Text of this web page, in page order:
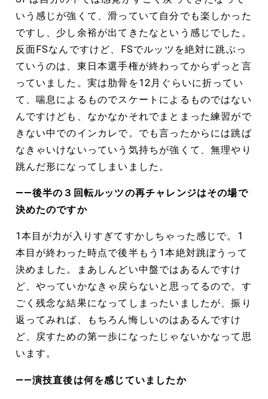
いう感じが強くて、滑っていて自分でも楽しかった
ですし、少し余裕が出てきたなという感じでした。
反面FSなんですけど、FSでルッツを絶対に跳ぶっ
ていうのは、東日本選手権が終わってからずっと言
っていました。実は肋骨を12月ぐらいに折ってい
て、喘息によるものでスケートによるものではない
んですけども、なかなかそれでまとまった練習がで
きない中でのインカレで。でも言ったからには跳ば
なきゃいけないっていう気持ちが強くて、無理やり
跳んだ形になってしまいました。
――後半の３回転ルッツの再チャレンジはその場で
決めたのですか
1本目が力が入りすぎてすかしちゃった感じで。1
本目が終わった時点で後半もう1本絶対跳ぼうって
決めました。まあしんどい中盤ではあるんですけ
ど、やっていかなきゃ戻らないと思ってるので。す
ごく残念な結果になってしまったいましたが、振り
返ってみれば、もちろん悔しいのはあるんですけ
ど、戻すための第一歩になったじゃないかなって思
います。
――演技直後は何を感じていましたか